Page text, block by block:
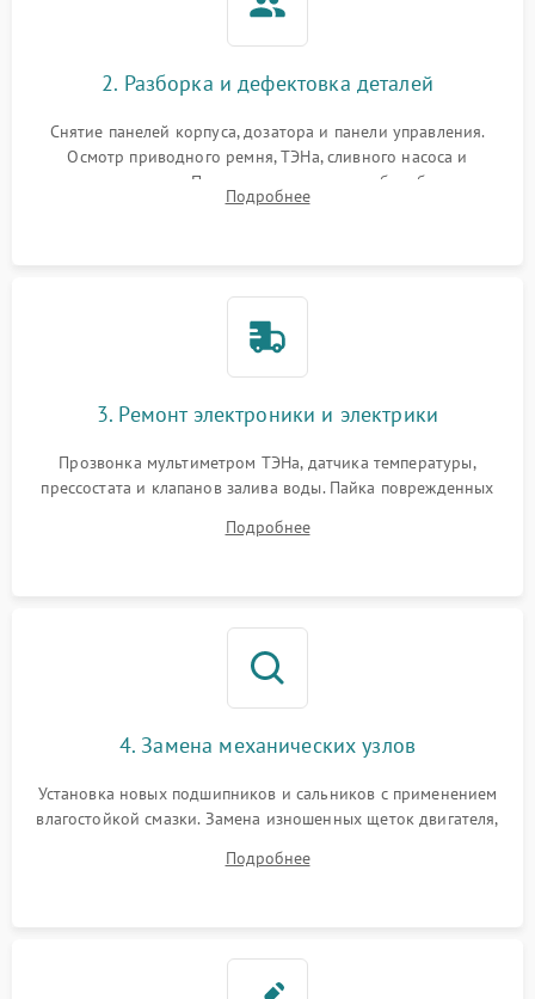
2. Разборка и дефектовка деталей
Снятие панелей корпуса, дозатора и панели управления.
Осмотр приводного ремня, ТЭНа, сливного насоса и
амортизаторов. Проверка подшипников барабана и
крестовины на износ, а манжеты люка на разрывы.
Подробнее
3. Ремонт электроники и электрики
Прозвонка мультиметром ТЭНа, датчика температуры,
прессостата и клапанов залива воды. Пайка поврежденных
Восстановление целостности проводки и контактов.
Подробнее
4. Замена механических узлов
Установка новых подшипников и сальников с применением
влагостойкой смазки. Замена изношенных щеток двигателя,
или поврежденной резиновой манжеты.
Подробнее